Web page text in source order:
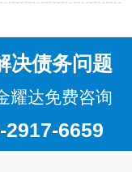
决债务问题
耀达免费咨询
2917-6659